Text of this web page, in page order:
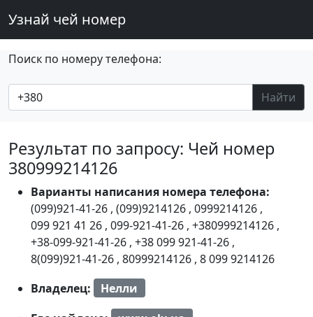
Узнай чей номер
Поиск по номеру телефона:
Найти
Результат по запросу: Чей номер
380999214126
Варианты написания номера телефона:
(099)921-41-26 , (099)9214126 , 0999214126 ,
099 921 41 26 , 099-921-41-26 , +380999214126 ,
+38-099-921-41-26 , +38 099 921-41-26 ,
8(099)921-41-26 , 80999214126 , 8 099 9214126
Владелец:
Нелли